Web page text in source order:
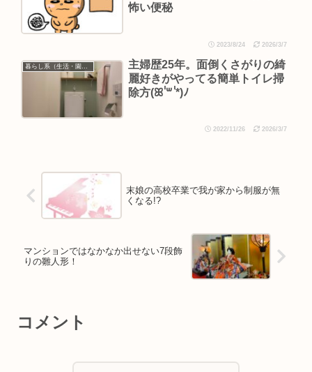
怖い便秘
2023/8/24 2026/3/7
主婦歴25年。面倒くさがりの綺
麗好きがやってる簡単トイレ掃
除方(ꕤ ॑꒳ ॑*)ﾉ
2022/11/26 2026/3/7
末娘の高校卒業で我が家から制服が無
くなる!?
マンションではなかなか出せない7段飾
りの雛人形！
コメント